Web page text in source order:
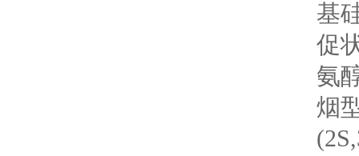
基
促
氨
烟